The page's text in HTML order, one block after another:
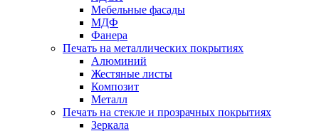
Мебельные фасады
МДФ
Фанера
Печать на металлических покрытиях
Алюминий
Жестяные листы
Композит
Металл
Печать на стекле и прозрачных покрытиях
Зеркала